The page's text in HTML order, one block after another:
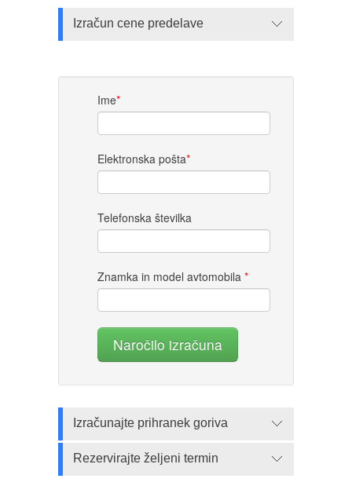
Izračun cene predelave
Ime*
Elektronska pošta*
Telefonska številka
Znamka in model avtomobila *
Naročilo izračuna
Izračunajte prihranek goriva
Rezervirajte željeni termin